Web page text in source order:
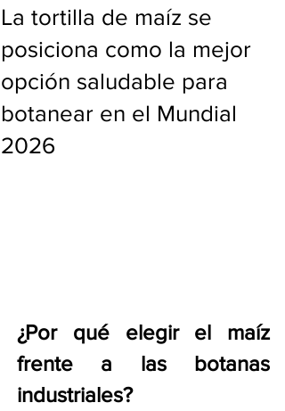
La tortilla de maíz se
posiciona como la mejor
opción saludable para
botanear en el Mundial
2026
¿Por qué elegir el maíz
frente a las botanas
industriales?